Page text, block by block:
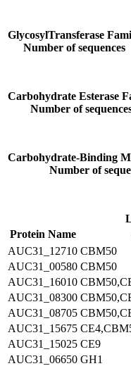
GlycosylTransferase
Number of sequences
Carbohydrate Esterase
Number of
Carbohydrate-Binding
Number of
Protein Name
AUC31_12710 CBM50
AUC31_00580 CBM50
AUC31_16010
AUC31_08300
AUC31_08705
AUC31_15675
AUC31_15025 CE9
AUC31_06650 GH1